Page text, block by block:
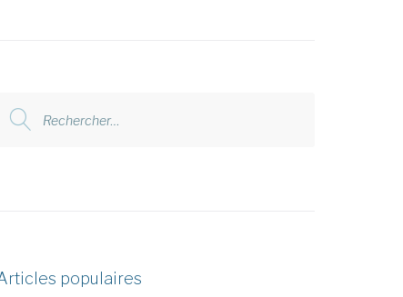
populaires